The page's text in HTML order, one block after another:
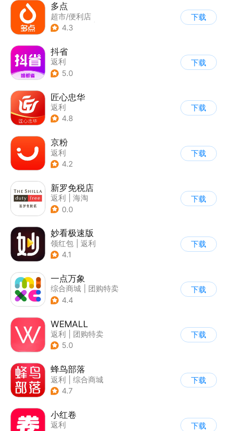
多点
超市/便利店
| 生鲜/买菜
4.3
下载
抖省
返利
5.0
下载
匠心忠华
返利
4.8
下载
京粉
返利
4.2
下载
新罗免税店
返利
海淘
0.0
下载
妙看极速版
领红包
返利
4.1
下载
一点万象
综合商城
团购特卖
4.4
下载
WEMALL
返利
团购特卖
5.0
下载
蜂鸟部落
返利
综合商城
4.7
下载
小红卷
返利
下载